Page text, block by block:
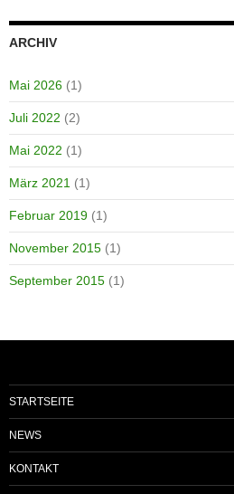
ARCHIV
Mai 2026 (1)
Juli 2022 (2)
Mai 2022 (1)
März 2021 (1)
Februar 2019 (1)
November 2015 (1)
September 2015 (1)
STARTSEITE
NEWS
KONTAKT